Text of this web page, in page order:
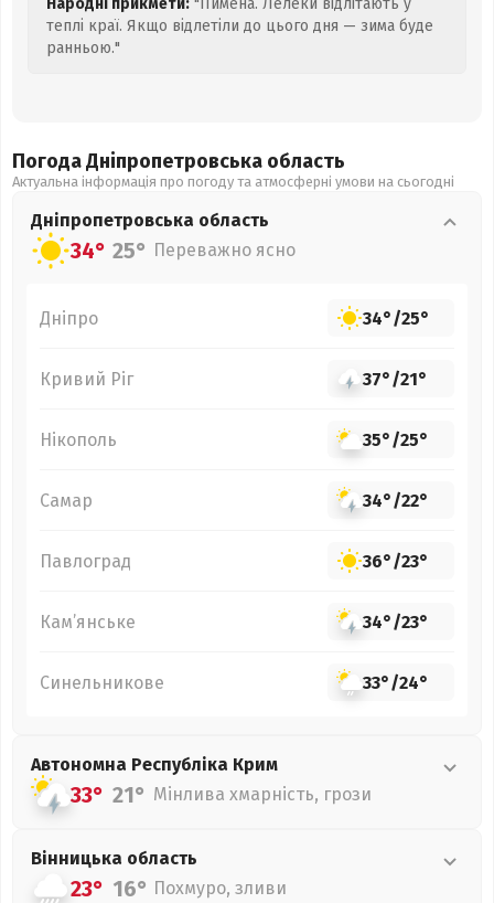
Народні прикмети: "Пимена. Лелеки відлітають у
теплі краї. Якщо відлетіли до цього дня — зима буде
ранньою."
Погода Дніпропетровська область
Актуальна інформація про погоду та атмосферні умови на сьогодні
Дніпропетровська область
34° 25° Переважно ясно
Дніпро 34°/25°
Кривий Ріг 37°/21°
Нікополь 35°/25°
Самар 34°/22°
Павлоград 36°/23°
Кам’янське 34°/23°
Синельникове 33°/24°
Автономна Республіка Крим
33° 21° Мінлива хмарність, грози
Вінницька область
23° 16° Похмуро, зливи